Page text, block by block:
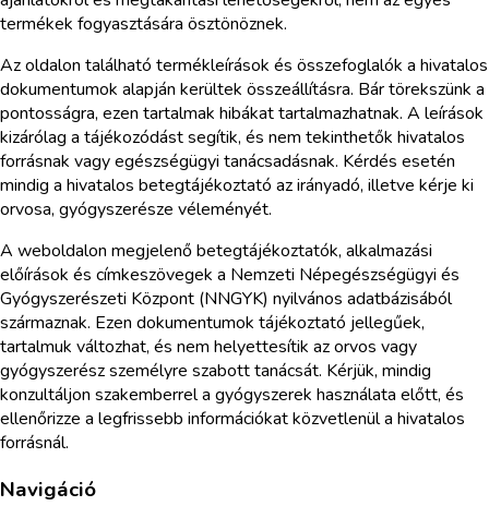
termékek fogyasztására ösztönöznek.
Az oldalon található termékleírások és összefoglalók a hivatalos
dokumentumok alapján kerültek összeállításra. Bár törekszünk a
pontosságra, ezen tartalmak hibákat tartalmazhatnak. A leírások
kizárólag a tájékozódást segítik, és nem tekinthetők hivatalos
forrásnak vagy egészségügyi tanácsadásnak. Kérdés esetén
mindig a hivatalos betegtájékoztató az irányadó, illetve kérje ki
orvosa, gyógyszerésze véleményét.
A weboldalon megjelenő betegtájékoztatók, alkalmazási
előírások és címkeszövegek a Nemzeti Népegészségügyi és
Gyógyszerészeti Központ (NNGYK) nyilvános adatbázisából
származnak. Ezen dokumentumok tájékoztató jellegűek,
tartalmuk változhat, és nem helyettesítik az orvos vagy
gyógyszerész személyre szabott tanácsát. Kérjük, mindig
konzultáljon szakemberrel a gyógyszerek használata előtt, és
ellenőrizze a legfrissebb információkat közvetlenül a hivatalos
forrásnál.
Navigáció